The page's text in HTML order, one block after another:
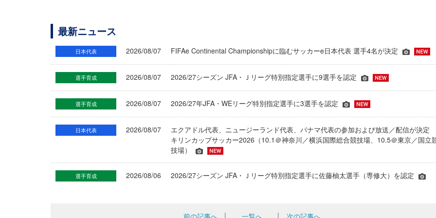
最新ニュース
日本代表 2026/08/07 FIFAe Continental Championshipに臨むサッカーe日本代表 選手4名が決定
選手育成 2026/08/07 2026/27シーズン JFA・Ｊリーグ特別指定選手に9選手を認定
選手育成 2026/08/07 2026/27年JFA・WEリーグ特別指定選手に3選手を認定
日本代表 2026/08/07
エクアドル代表、ニュージーランド代表、パナマ代表の参加および放送／配信が決定
キリンカップサッカー2026（10.1＠神奈川／横浜国際総合競技場、10.5＠東京／国立
技場）
選手育成 2026/08/06 2026/27シーズン JFA・Ｊリーグ特別指定選手に佐藤柚太選手（専修大）を認定
前の記事へ 一覧へ 次の記事へ